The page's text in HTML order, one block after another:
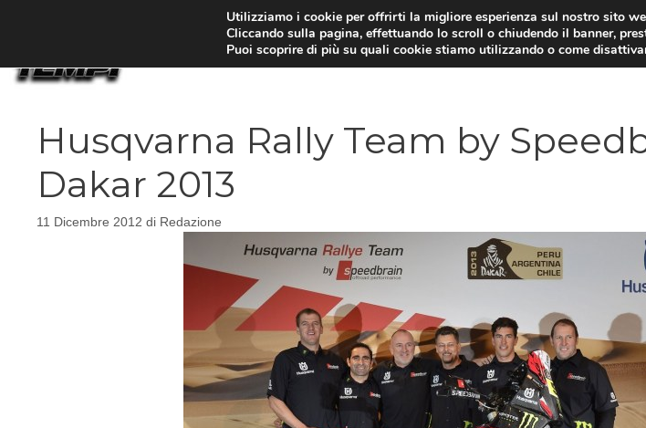
Husqvarna Rally Team by
Dakar 2013
11 Dicembre 2012 di Redazione
Utilizziamo i cookie per offrirti la migliore esperienza sul nostro sito
Cliccando sulla pagina, effettuando lo scroll o chiudendo il banner,
Puoi scoprire di più su quali cookie stiamo utilizzando o come